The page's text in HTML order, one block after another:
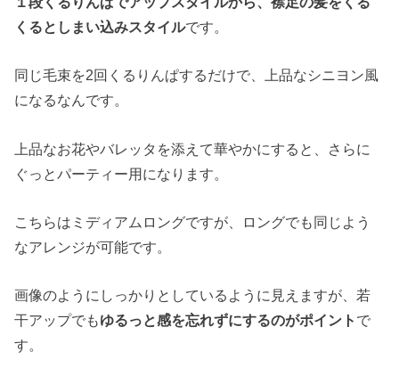
くるとしまい込みスタイルです。
同じ毛束を2回くるりんぱするだけで、上品なシニヨン風
になるなんです。
上品なお花やバレッタを添えて華やかにすると、さらに
ぐっとパーティー用になります。
こちらはミディアムロングですが、ロングでも同じよう
なアレンジが可能です。
画像のようにしっかりとしているように見えますが、若
干アップでもゆるっと感を忘れずにするのがポイント で
す。